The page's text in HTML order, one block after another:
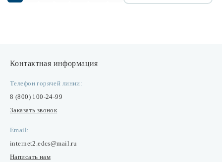
Контактная информация
Телефон горячей линии:
8 (800) 100-24-99
Заказать звонок
Email:
internet2.edcs@mail.ru
Написать нам